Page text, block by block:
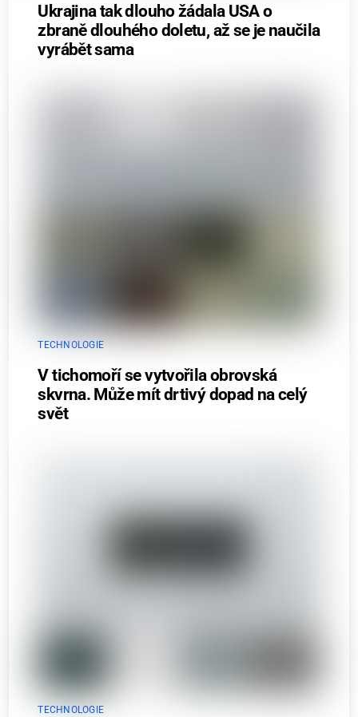
Ukrajina tak dlouho žádala USA o
zbraně dlouhého doletu, až se je naučila
vyrábět sama
TECHNOLOGIE
V tichomoří se vytvořila obrovská
skvrna. Může mít drtivý dopad na celý
svět
TECHNOLOGIE